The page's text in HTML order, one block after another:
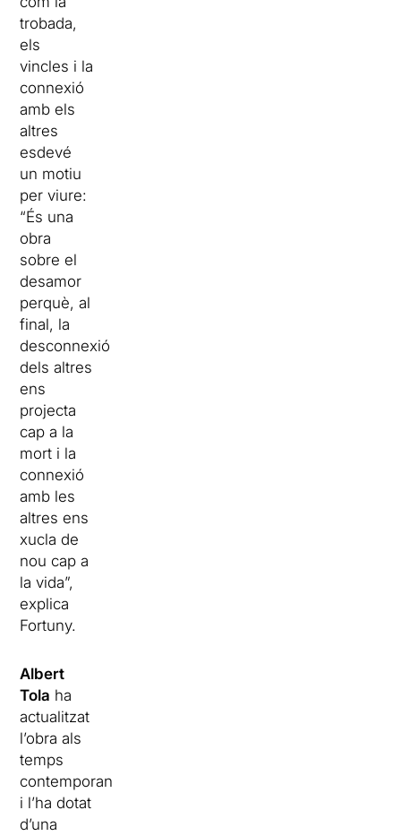
trobada,
els
vincles i la
connexió
amb els
altres
esdevé
un motiu
per viure:
“És una
obra
sobre el
desamor
perquè, al
final, la
desconnexió
dels altres
ens
projecta
cap a la
mort i la
connexió
amb les
altres ens
xucla de
nou cap a
la vida”,
explica
Fortuny.
Albert
Tola ha
actualitzat
l’obra als
temps
contemporanis
i l’ha dotat
d’una